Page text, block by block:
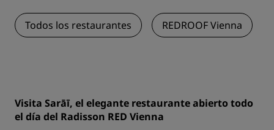
Todos los restaurantes REDROOF Vienna
Visita Sarāī, el elegante restaurante abierto todo
el día del Radisson RED Vienna